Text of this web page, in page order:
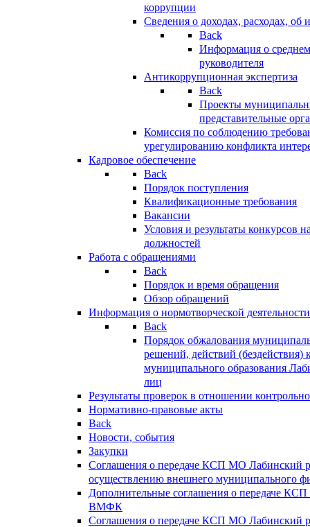
коррупции
Сведения о доходах, расходах, об
Back
Информация о
руководителя
Антикоррупционная экспертиза
Back
Проекты
представительные
Комиссия по соблюдению
урегулированию конфликта
Кадровое обеспечение
Back
Порядок поступления
Квалификационные требования
Вакансии
Условия и результаты конкурсов
должностей
Работа с обращениями
Back
Порядок и время обращения
Обзор обращений
Информация о нормотворческой деятельности
Back
Порядок обжалования
решений, действий (бездействия)
муниципального образования
лиц
Результаты проверок в отношении
Нормативно-правовые акты
Back
Новости, события
Закупки
Соглашения о передаче КСП МО Лабинский
осуществлению внешнего муниципального
Дополнительные соглашения о передаче
ВМФК
Соглашения о передаче КСП МО Лабинский